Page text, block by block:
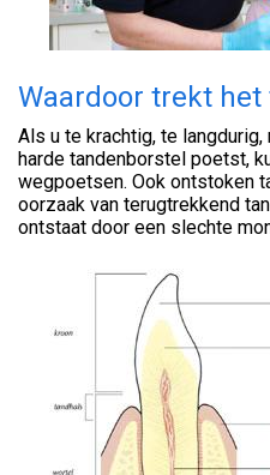
Waardoor trekt
Als u te krachtig, te
harde tandenborstel poetst,
wegpoetsen. Ook ontstoken
oorzaak van terugtrekkend
ontstaat door een slechte